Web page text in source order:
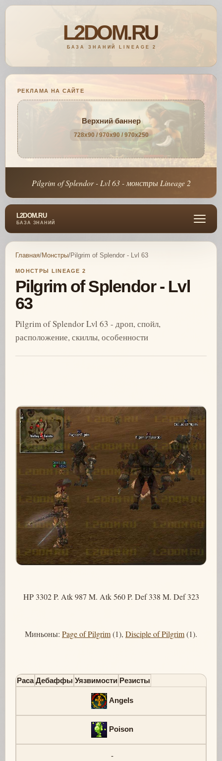
РЕКЛАМА НА САЙТЕ
Верхний баннер
728x90 / 970x90 / 970x250
Pilgrim of Splendor - Lvl 63 - монстры Lineage 2
L2DOM.RU
БАЗА ЗНАНИЙ
Главная/Монстры/Pilgrim of Splendor - Lvl 63
МОНСТРЫ LINEAGE 2
Pilgrim of Splendor - Lvl
63
Pilgrim of Splendor Lvl 63 - дроп, спойл,
расположение, скиллы, особенности
HP 3302 P. Atk 987 M. Atk 560 P. Def 338 M. Def 323
Миньоны: Page of Pilgrim(1), Disciple of Pilgrim(1).
Раса Дебаффы Уязвимости Резисты
Angels
Poison
-